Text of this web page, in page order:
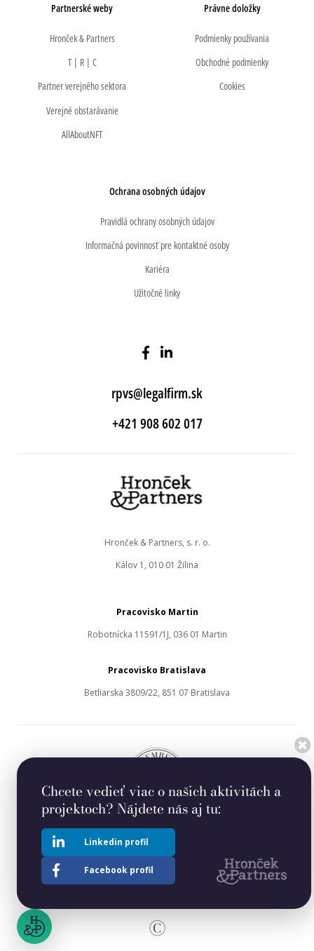
Partnerské weby
Hronček & Partners
T | R | C
Partner verejného sektora
Verejné obstarávanie
AllAboutNFT
Právne doložky
Podmienky používania
Obchodné podmienky
Cookies
Ochrana osobných údajov
Pravidlá ochrany osobných údajov
Informačná povinnosť pre kontaktné osoby
Kariéra
Užitočné linky
rpvs@legalfirm.sk
+421 908 602 017
Pracovisko Martin
Robotnícka 11591/1J, 036 01 Martin
Hronček & Partners, s. r. o.
Kálov 1, 010 01 Žilina
Pracovisko Bratislava
Betliarska 3809/22, 851 07 Bratislava
Spoločnosť Hronček & Partners, s. r. o. je členom poradenskej skupiny
ADVICE CENTRE
©
Chcete vedieť viac o našich aktivitách a
projektoch? Nájdete nás aj tu:
Linkedin profil
Facebook profil